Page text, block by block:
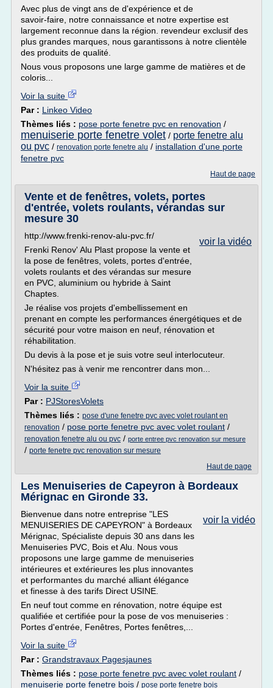
Avec plus de vingt ans de d'expérience et de
savoir-faire, notre connaissance et notre expertise est
largement reconnue dans la région. revendeur exclusif des
plus grandes marques, nous garantissons à notre clientèle
des produits de qualité.
Nous vous proposons une large gamme de matières et de
coloris...
Voir la suite
Par : Linkeo Video
Thèmes liés : pose porte fenetre pvc en renovation /
menuiserie porte fenetre volet / porte fenetre alu
ou pvc / renovation porte fenetre alu / installation d'une porte
fenetre pvc
Haut de page
Vente et de fenêtres, volets, portes
d'entrée, volets roulants, vérandas sur
mesure 30
voir la vidéo
http://www.frenki-renov-alu-pvc.fr/
Frenki Renov' Alu Plast propose la vente et
la pose de fenêtres, volets, portes d'entrée,
volets roulants et des vérandas sur mesure
en PVC, aluminium ou hybride à Saint
Chaptes.
Je réalise vos projets d'embellissement en
prenant en compte les performances énergétiques et de
sécurité pour votre maison en neuf, rénovation et
réhabilitation.
Du devis à la pose et je suis votre seul interlocuteur.
N'hésitez pas à venir me rencontrer dans mon...
Voir la suite
Par : PJStoresVolets
Thèmes liés : pose d'une fenetre pvc avec volet roulant en
renovation / pose porte fenetre pvc avec volet roulant /
renovation fenetre alu ou pvc / porte entree pvc renovation sur mesure
/ porte fenetre pvc renovation sur mesure
Haut de page
Les Menuiseries de Capeyron à Bordeaux
Mérignac en Gironde 33.
voir la vidéo
Bienvenue dans notre entreprise "LES
MENUISERIES DE CAPEYRON" à Bordeaux
Mérignac, Spécialiste depuis 30 ans dans les
Menuiseries PVC, Bois et Alu. Nous vous
proposons une large gamme de menuiseries
intérieures et extérieures les plus innovantes
et performantes du marché alliant élégance
et finesse à des tarifs Direct USINE.
En neuf tout comme en rénovation, notre équipe est
qualifiée et certifiée pour la pose de vos menuiseries :
Portes d'entrée, Fenêtres, Portes fenêtres,...
Voir la suite
Par : Grandstravaux Pagesjaunes
Thèmes liés : pose porte fenetre pvc avec volet roulant /
menuiserie porte fenetre bois / pose porte fenetre bois